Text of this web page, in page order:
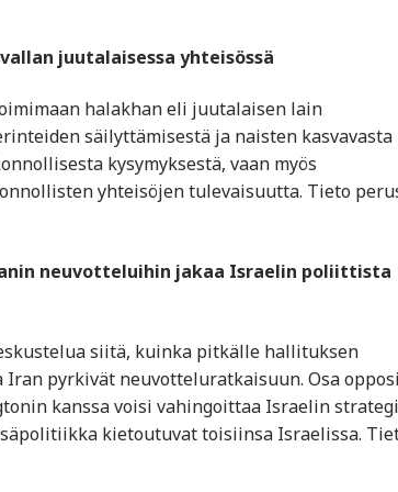
juutalaisessa yhteisössä
halakhan eli juutalaisen lain
säilyttämisestä ja naisten kasvavasta
kysymyksestä, vaan myös
yhteisöjen tulevaisuutta. Tieto
neuvotteluihin jakaa Israelin poliittista
siitä, kuinka pitkälle hallituksen
pyrkivät neuvotteluratkaisuun. Osa
kanssa voisi vahingoittaa Israelin
kietoutuvat toisiinsa Israelissa.